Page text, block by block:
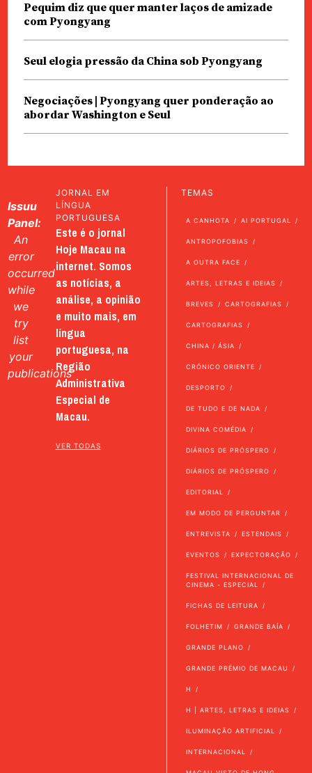
Pequim diz que quer manter laços de amizade
com Pyongyang
Seul elogia pressão da China sob Pyongyang
Negociações | Pyongyang quer ponderação ao
abordar Washington e Seul
Issuu
Panel:
An
error
occurred
while
we
try
list
your
publications
JORNAL EM
LÍNGUA
PORTUGUESA
Este é o jornal
Hoje Macau na
internet. Somos
as notícias, a
análise, a opinião
e muito mais, em
língua
portuguesa, na
Região
Administrativa
Especial de
Macau.
VER TODAS
TEMAS
A CANHOTA AI PORTUGAL
ANTROPOFOBIAS
A OUTRA FACE
ARTES, LETRAS E IDEIAS
BREVES CARTOGRAFIAS
CARTOGRAFIAS
CHINA / ÁSIA
CRÓNICO ORIENTE
DESPORTO
DE TUDO E DE NADA
DIVINA COMÉDIA
DIÁRIOS DE PRÓSPERO
DIÁRIOS DE PRÓSPERO
EDITORIAL
EM MODO DE PERGUNTAR
ENTREVISTA ESTENDAIS
EVENTOS EXPECTORAÇÃO
FESTIVAL INTERNACIONAL DE
CINEMA - ESPECIAL
FICHAS DE LEITURA
FOLHETIM GRANDE BAÍA
GRANDE PLANO
GRANDE PRÉMIO DE MACAU
H
H | ARTES, LETRAS E IDEIAS
ILUMINAÇÃO ARTIFICIAL
INTERNACIONAL